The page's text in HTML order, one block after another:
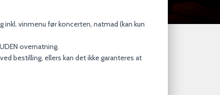
vinmenu før koncerten, natmad (kan kun
overnatning.
bestilling, ellers kan det ikke garanteres at